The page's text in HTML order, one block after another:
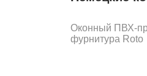
Оконный ПВХ-
фурнитура Roto